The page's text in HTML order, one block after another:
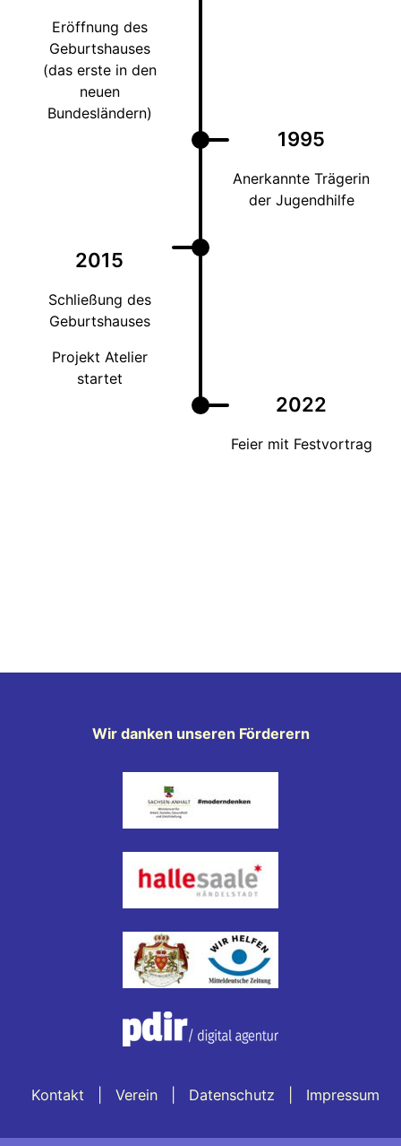
Eröffnung des
Geburtshauses
(das erste in den
neuen
Bundesländern)
1995
Anerkannte Trägerin
der Jugendhilfe
2015
Schließung des
Geburtshauses
Projekt Atelier
startet
2022
Feier mit Festvortrag
Wir danken unseren Förderern
Kontakt Verein Datenschutz Impressum